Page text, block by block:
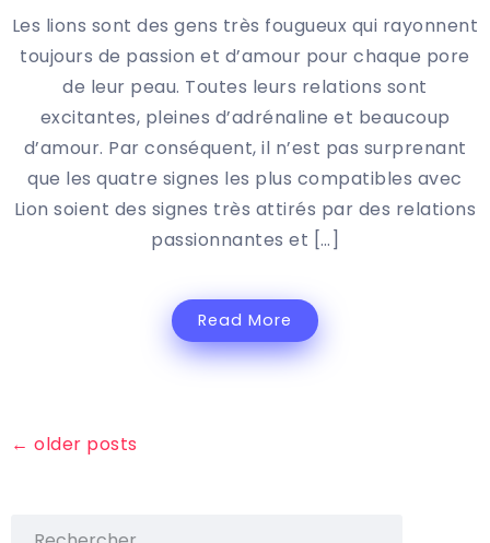
Les lions sont des gens très fougueux qui rayonnent
toujours de passion et d’amour pour chaque pore
de leur peau. Toutes leurs relations sont
excitantes, pleines d’adrénaline et beaucoup
d’amour. Par conséquent, il n’est pas surprenant
que les quatre signes les plus compatibles avec
Lion soient des signes très attirés par des relations
passionnantes et […]
Read More
← older posts